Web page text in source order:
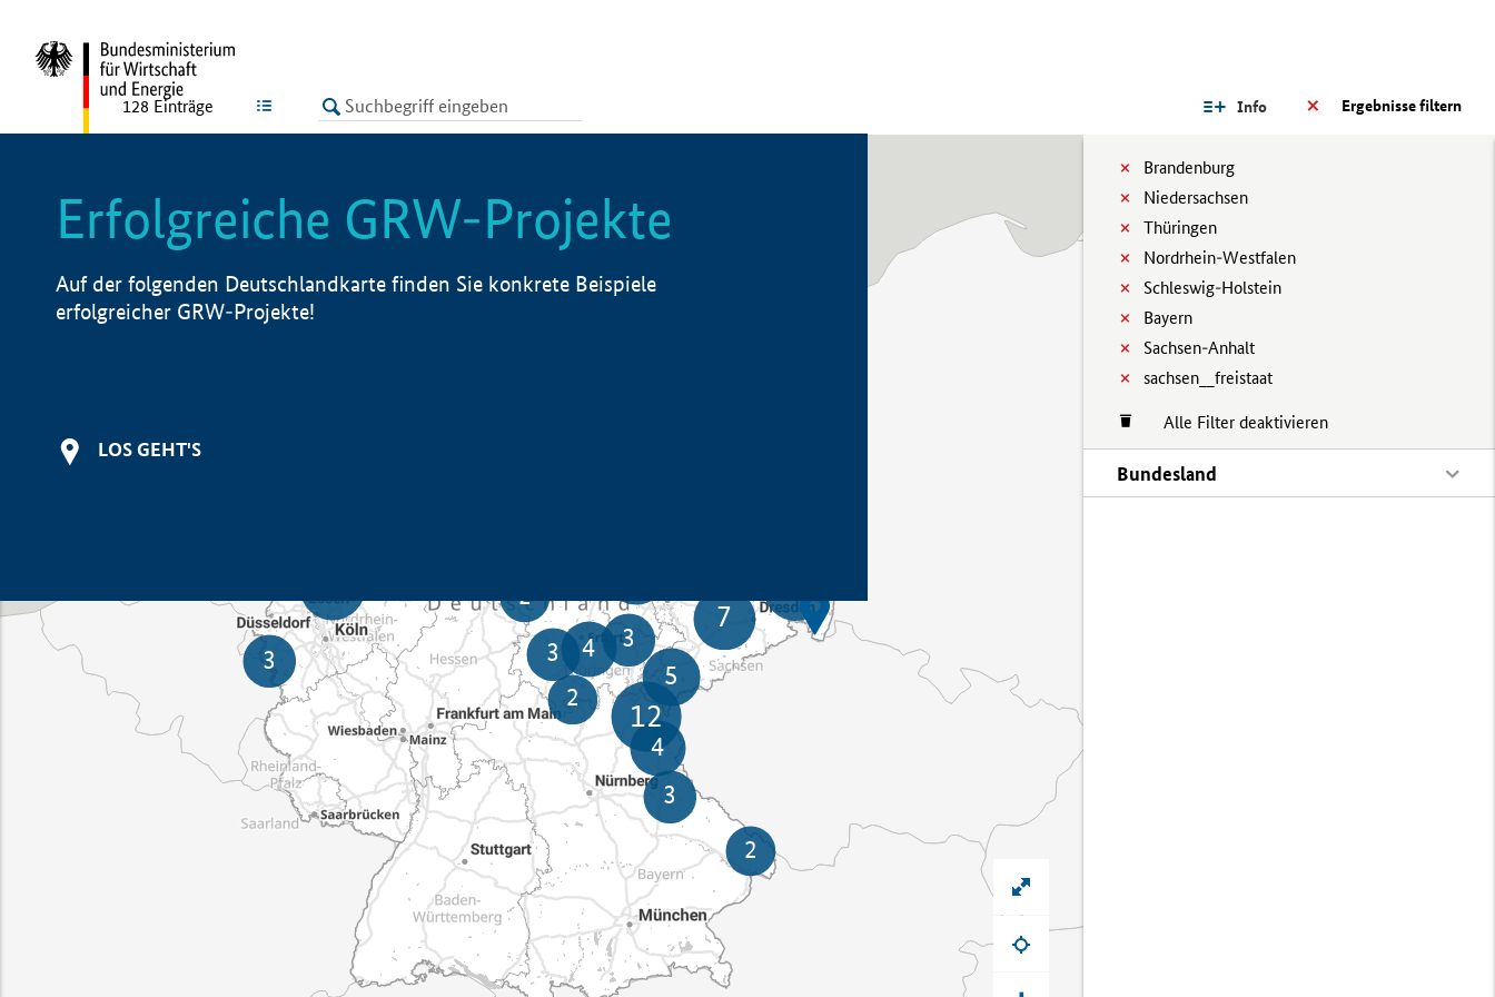
LISTE Ergebnisse filtern
Info
Brandenburg
Niedersachsen
Thüringen
Nordrhein-Westfalen
Schleswig-Holstein
Bayern
Sachsen-Anhalt
sachsen__freistaat
Alle Filter deaktivieren
Bundesland
128 Einträge
Erfolgreiche GRW-Projekte
Auf der folgenden Deutschlandkarte finden Sie konkrete Beispiele
erfolgreicher GRW-Projekte!
LOS GEHT'S